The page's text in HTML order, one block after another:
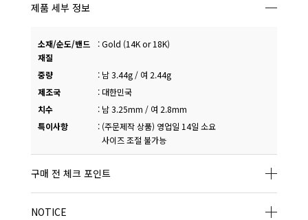
제품 세부 정보
소재/순도/밴드
재질
:Gold (14K or 18K)
중량 : 남 3.44g / 여 2.44g
제조국
: 대한민국
치수
: 남 3.25mm / 여 2.8mm
특이사항
: (주문제작 상품) 영업일 14일 소요
사이즈 조절 불가능
구매 전 체크 포인트
NOTICE